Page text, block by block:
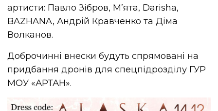
артисти: Павло Зібров, М’ята, Darisha,
BAZHANA, Андрій Кравченко та Діма
Волканов.
Доброчинні внески будуть спрямовані на
придбання дронів для спецпідрозділу ГУР
МОУ «АРТАН».